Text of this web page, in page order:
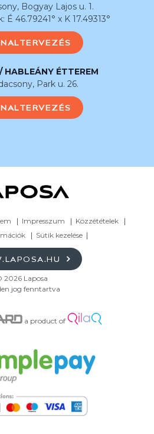
Bogyay Lajos u. 1.
É 46.79241° x K 17.49313°
HABLEÁNY ÉTTEREM
Park u. 26.
Impresszum
Közzétételek
Sütik kezelése
2026 Laposa
jog fenntartva
a product of